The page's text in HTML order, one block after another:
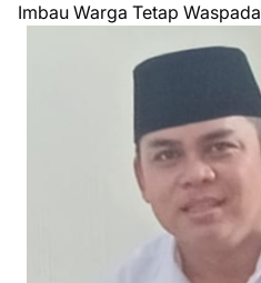
Imbau Warga Tetap Waspada